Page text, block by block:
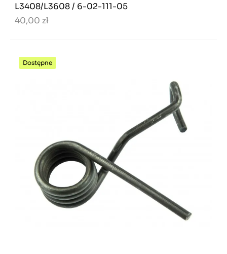
L3408/L3608 / 6-02-111-05
40,00 zł
Dostępne